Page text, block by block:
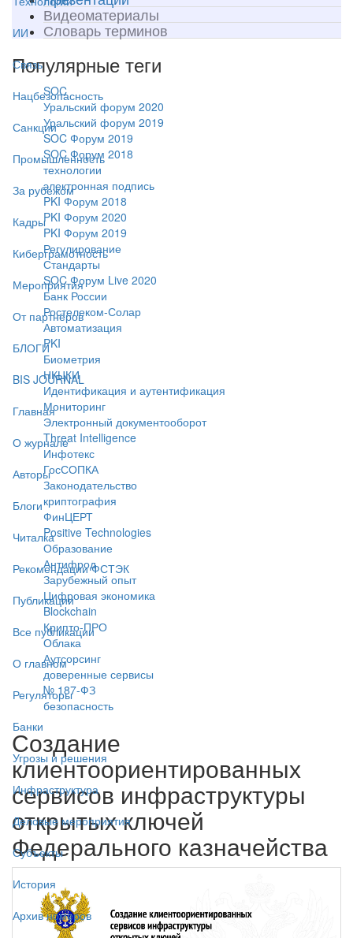
ИИ
Связь
Нацбезопасность
Санкции
Промышленность
За рубежом
Кадры
Киберграмотность
Мероприятия
От партнёров
БЛОГИ
BIS JOURNAL
Главная
О журнале
Авторы
Блоги
Читалка
Рекомендации ФСТЭК
Публикации
Все публикации
О главном
Регуляторы
Банки
Угрозы и решения
Инфраструктура
Деловые мероприятия
Субъекты
История
Архив номеров
Видеоматериалы
Словарь терминов
Популярные теги
SOC
Уральский форум 2020
Уральский форум 2019
SOC Форум 2019
SOC Форум 2018
технологии
электронная подпись
PKI Форум 2018
PKI Форум 2020
PKI Форум 2019
Регулирование
Стандарты
SOC Форум Live 2020
Банк России
Ростелеком-Солар
Автоматизация
PKI
Биометрия
НКЦКИ
Идентификация и аутентификация
Мониторинг
Электронный документооборот
Threat Intelligence
Инфотекс
ГосСОПКА
Законодательство
криптография
ФинЦЕРТ
Positive Technologies
Образование
Антифрод
Зарубежный опыт
Цифровая экономика
Blockchain
Крипто-ПРО
Облака
Аутсорсинг
доверенные сервисы
№ 187-ФЗ
безопасность
Создание
клиентоориентированных
сервисов инфраструктуры
открытых ключей
Федерального казначейства